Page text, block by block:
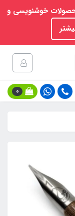
خوشنویسی و
0